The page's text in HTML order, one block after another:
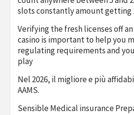
slots constantly amount getting
Verifying the fresh licenses off
casino is important to help you
regulating requirements and
play
Nel 2026, il migliore e più
AAMS.
Sensible Medical insurance